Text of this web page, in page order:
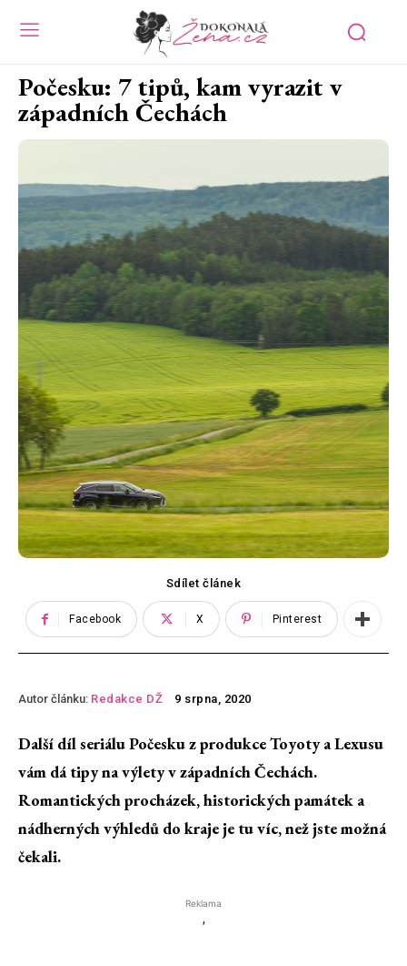
Počesku: 7 tipů, kam vyrazit v
západních Čechách
Sdílet článek
Facebook X Pinterest
Autor článku: Redakce DŽ 9 srpna, 2020
Další díl seriálu Počesku z produkce Toyoty a Lexusu
vám dá tipy na výlety v západních Čechách.
Romantických procházek, historických památek a
nádherných výhledů do kraje je tu víc, než jste možná
čekali.
Reklama
'